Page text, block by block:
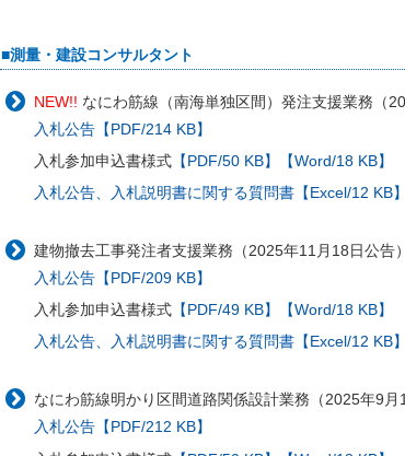
■測量・建設コンサルタント
NEW!! なにわ筋線（南海単独区間）発注支援業務（
入札公告【PDF/214 KB】
入札参加申込書様式【PDF/50 KB】
【Word/18 KB】
入札公告、入札説明書に関する質問書【Excel/12 KB】
建物撤去工事発注者支援業務（2025年11月18日公告）
入札公告【PDF/209 KB】
入札参加申込書様式【PDF/49 KB】
【Word/18 KB】
入札公告、入札説明書に関する質問書【Excel/12 KB】
なにわ筋線明かり区間道路関係設計業務（2025年9月
入札公告【PDF/212 KB】